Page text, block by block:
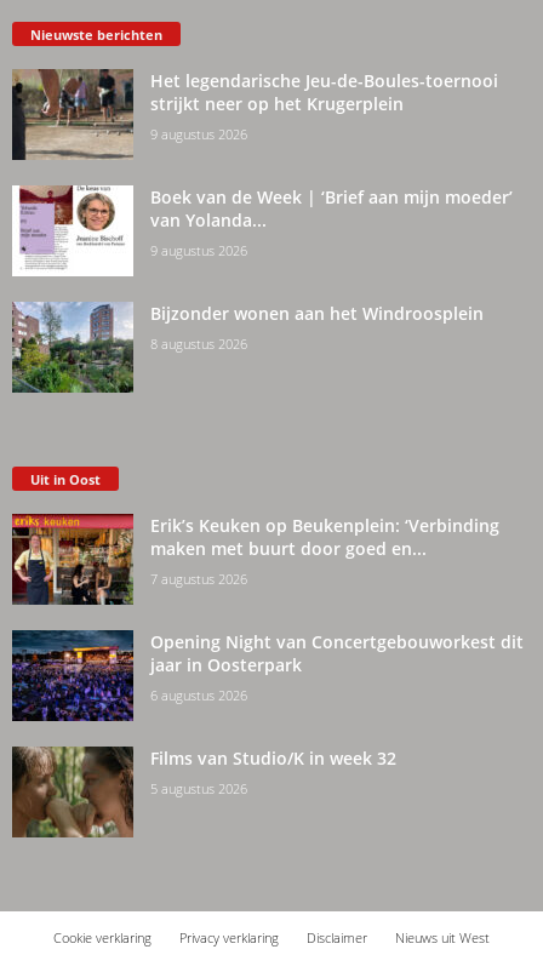
Nieuwste berichten
Het legendarische Jeu-de-Boules-toernooi
strijkt neer op het Krugerplein
9 augustus 2026
Boek van de Week | ‘Brief aan mijn moeder’
van Yolanda...
9 augustus 2026
Bijzonder wonen aan het Windroosplein
8 augustus 2026
Uit in Oost
Erik’s Keuken op Beukenplein: ‘Verbinding
maken met buurt door goed en...
7 augustus 2026
Opening Night van Concertgebouworkest dit
jaar in Oosterpark
6 augustus 2026
Films van Studio/K in week 32
5 augustus 2026
Cookie verklaring Privacy verklaring Disclaimer Nieuws uit West